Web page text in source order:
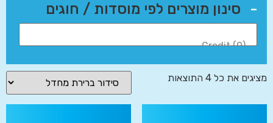
סינון מוצרים לפי מוסדות / חוגים -
מציגים את כל ⁦4⁩ התוצאות